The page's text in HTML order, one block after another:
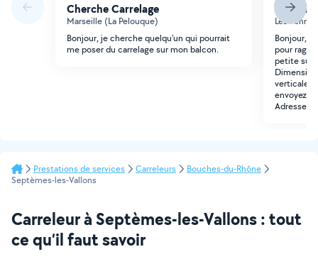
Cherche Carrelage
Marseille (La Pelouque)
Bonjour, je cherche quelqu'un qui pourrait
me poser du carrelage sur mon balcon.
Les
Bonjour,
pour
petite
verticale.
envoyez
Adresse
Prestations de services Carreleurs
Bouches-du-Rhône
Septèmes-les-Vallons
Carreleur à Septèmes-les-Vallons : tout
ce qu’il faut savoir